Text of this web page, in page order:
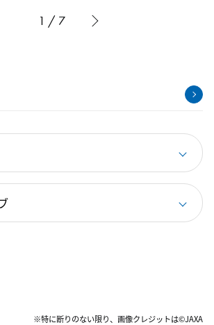
1 / 7
※特に断りのない限り、画像クレジットは©JAXA